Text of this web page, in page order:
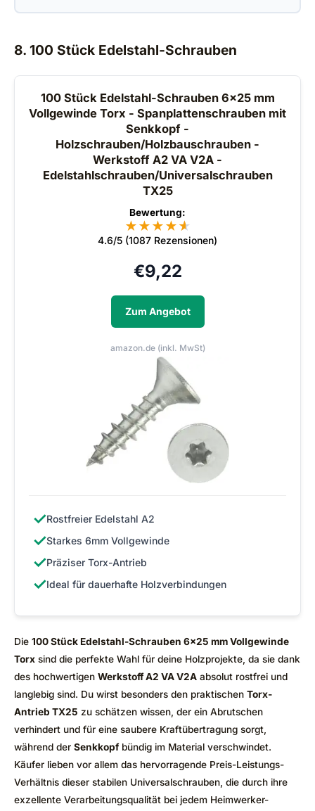
8. 100 Stück Edelstahl-Schrauben
100 Stück Edelstahl-Schrauben 6x25 mm
Vollgewinde Torx - Spanplattenschrauben mit
Senkkopf -
Holzschrauben/Holzbauschrauben -
Werkstoff A2 VA V2A -
Edelstahlschrauben/Universalschrauben
TX25
Bewertung:
★★★★★
★
4.6/5 (1087 Rezensionen)
€9,22
Zum Angebot
amazon.de (inkl. MwSt)
✓Rostfreier Edelstahl A2
✓Starkes 6mm Vollgewinde
✓Präziser Torx-Antrieb
✓Ideal für dauerhafte Holzverbindungen
Die 100 Stück Edelstahl-Schrauben 6×25 mm Vollgewinde
Torx sind die perfekte Wahl für deine Holzprojekte, da sie dank
des hochwertigen Werkstoff A2 VA V2A absolut rostfrei und
langlebig sind. Du wirst besonders den praktischen Torx-
Antrieb TX25 zu schätzen wissen, der ein Abrutschen
verhindert und für eine saubere Kraftübertragung sorgt,
während der Senkkopfbündig im Material verschwindet.
Käufer lieben vor allem das hervorragende Preis-Leistungs-
Verhältnis dieser stabilen Universalschrauben, die durch ihre
exzellente Verarbeitungsqualität bei jedem Heimwerker-